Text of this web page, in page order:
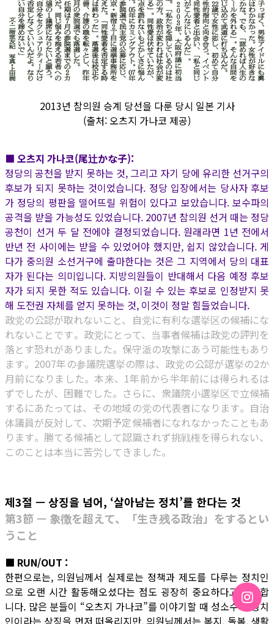
2013년 참의원 승계 당선을 다룬 당시 일본 기사
(출처: 오츠지 가나코 제공)
■ 오츠지 가나코(尾辻かな子):
정당의 공천을 받지 못하는 것, 그리고 자기 당에 유리한 선거구의
후보가 되지 못하는 것이었습니다. 정당 입장에서는 당사자 후보
가 정당의 평판을 떨어뜨릴 위험이 있다고 보았습니다. 보수파의
공격을 받을 가능성도 있었습니다. 2007년 참의원 선거 때는 정당
공천이 선거 두 달 전에야 결정되었습니다. 원래라면 1년 전에서
반년 전 사이에는 받을 수 있었어야 했지만, 쉽지 않았습니다. 게
다가 중의원 소선거구에 출마한다는 것은 그 지역에서 당의 대표
자가 된다는 의미입니다. 지방의원들이 반대해서 다음 예정 후보
자가 되지 못한 적도 있습니다. 이길 수 있는 후보로 인정받지 못
해 도전권 자체를 얻지 못하는 것, 이것이 정말 힘들었습니다.
政党の公認が取れないこと、自党に有利な選挙区の候補にな
れないことです。政党にとって、当事者候補は政党の評判を
落とす恐れがありました。保守派の攻撃にあう可能性もあり
ます。2007年の参議院選挙の際は、政党の公認が選挙の2か
月前になりました。本来、1年前から半年前には得られるは
ずでしたが、困難でした。さらに、衆議院小選挙区で立候補
するにあたっては、その地域の党の代表者になります。自治
体議員が反対して、次期予定候補者になれなかったこともあ
ります。勝てる候補として認識されず挑戦権を得られない、
このことは本当に苦労してきました。
제3절 — 상징을 넘어, ‘살아남는 정치’를 한다는 것
第3節 — 象徴を超えて、「生き残る政治」をするとい
うこと
■ RUN/OUT :
한편으로는, 의원님께서 실제로는 정책과 제도를 다루는 정치인
으로 오랜 시간 활동해오셨다는 점도 굉장히 중요하다고 생각합
니다. 많은 분들이 “오츠지 가나코”를 이야기할 때 성소수자 정치